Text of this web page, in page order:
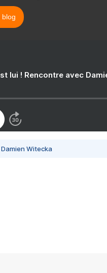
blog
lui ! Rencontre avec
Witecka